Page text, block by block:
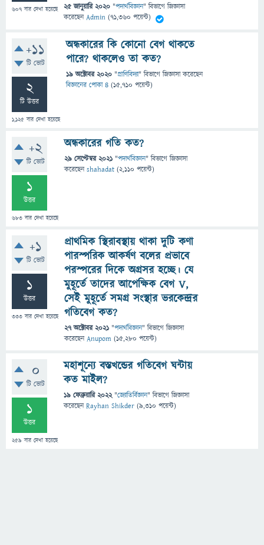
607 বার দেখা হয়েছে 25 জানুয়ারি 2020 "পদার্থবিজ্ঞান" বিভাগে জিজ্ঞাসা
করেছেনAdmin (71,360 পয়েন্ট)
+11
টি ভোট
2
টি উত্তর
1,125 বার দেখা হয়েছে
অন্ধকারের কি কোনো বেগ থাকতে
পারে? থাকলেও তা কত?
19 অক্টোবর 2020 "প্রাণিবিদ্যা" বিভাগে জিজ্ঞাসাকরেছেন
বিজ্ঞানের পোকা ৪ (15,710 পয়েন্ট)
+2
টি ভোট
1
উত্তর
683 বার দেখা হয়েছে
অন্ধকারের গতি কত?
29 সেপ্টেম্বর 2021 "পদার্থবিজ্ঞান" বিভাগে জিজ্ঞাসা
করেছেনshahadat (2,110 পয়েন্ট)
+1
টি ভোট
1
উত্তর
333 বার দেখা হয়েছে
প্রাথমিক স্থিরাবস্থায় থাকা দুটি কণা
পারস্পরিক আকর্ষণ বলের প্রভাবে
পরস্পরের দিকে অগ্রসর হচ্ছে। যে
মুহূর্তে তাদের আপেক্ষিক বেগ V,
সেই মুহূর্তে সমগ্র সংস্থার ভরকেন্দ্রর
গতিবেগ কত?
27 অক্টোবর 2021 "পদার্থবিজ্ঞান" বিভাগে জিজ্ঞাসা
করেছেনAnupom (15,280 পয়েন্ট)
0
টি ভোট
1
উত্তর
259 বার দেখা হয়েছে
মহাশূন্যে বস্তখন্ডের গতিবেগ ঘন্টায়
কত মাইল?
19 ফেব্রুয়ারি 2022 "জ্যোতির্বিজ্ঞান" বিভাগে জিজ্ঞাসা
করেছেনRayhan Shikder (9,310 পয়েন্ট)